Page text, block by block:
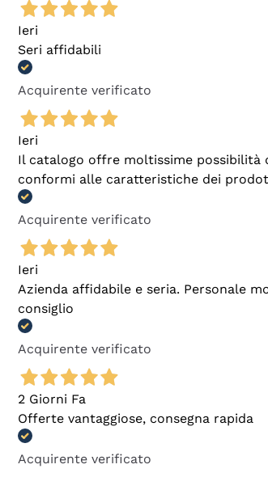
Ieri
Seri affidabili
Acquirente verificato
Ieri
Il catalogo offre moltissime possibilità
conformi alle caratteristiche dei
Acquirente verificato
Ieri
Azienda affidabile e seria. Personale
consiglio
Acquirente verificato
2 Giorni Fa
Offerte vantaggiose, consegna rapida
Acquirente verificato